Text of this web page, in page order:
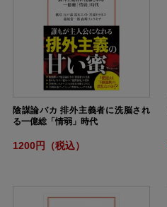
陰謀論バカ 排外主義者に洗脳され
る一億総「情弱」時代
1200円（税込）